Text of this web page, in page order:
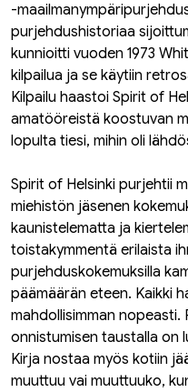
-
purjehdushistoriaa
kunnioitti vuoden 1973
kilpailua ja se käytiin
Kilpailu haastoi Spirit of
amatööreistä koostuvan
lopulta tiesi, mihin oli
Spirit of Helsinki purjehtii
miehistön jäsenen
kaunistelematta ja
toistakymmentä erilaista
purjehduskokemuksilla
päämäärän eteen. Kaikki
mahdollisimman nopeasti.
onnistumisen taustalla on
Kirja nostaa myös kotiin
muuttuu vai muuttuuko,